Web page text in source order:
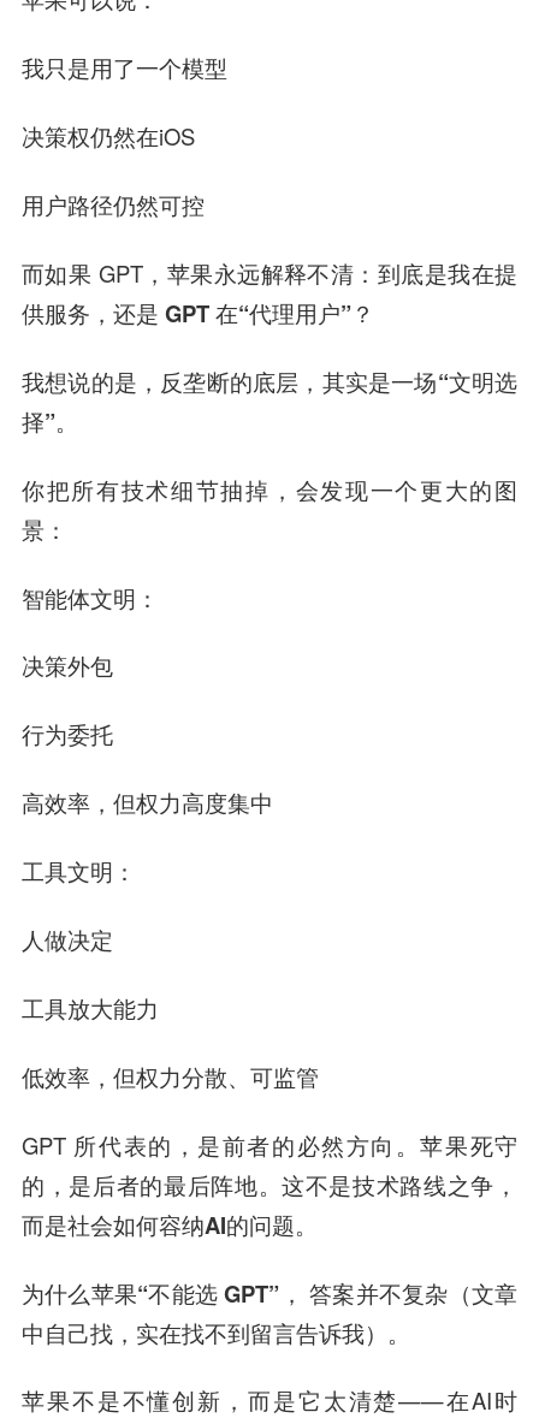
我只是用了一个模型
决策权仍然在iOS
用户路径仍然可控
而如果 GPT，苹果永远解释不清： 到底是我在提
供服务，还是 GPT 在“代理用户”？
我想说的是， 反垄断的底层，其实是一场“文明选
择”。
你把所有技术细节抽掉，会发现一个更大的图
景：
智能体文明 ：
决策外包
行为委托
高效率，但权力高度集中
工具文明 ：
人做决定
工具放大能力
低效率，但权力分散、可监管
GPT 所代表的，是前者的必然方向。苹果死守
的，是后者的最后阵地。这不是技术路线之争，
而是社会如何容纳AI的问题。
为什么苹果“不能选 GPT”， 答案并不复杂（文章
中自己找，实在找不到留言告诉我）。
苹果不是不懂创新，而是它太清楚——在AI时